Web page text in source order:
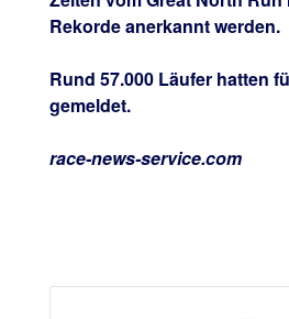
Rekorde anerkannt werden.
Rund 57.000 Läufer hatten
gemeldet.
race-news-service.com